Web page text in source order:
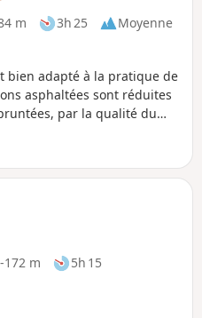
m 3h 25
Moyenne
bien adapté à la pratique de
asphaltées sont réduites
par la qualité du
En outre, cette
soit la saison. Le circuit
de la randonnée classique.
-172 m
5h 15